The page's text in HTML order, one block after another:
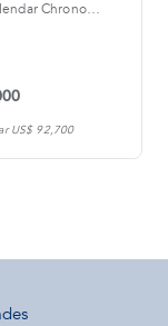
Annual Calendar Chronograph
US$ 92,700